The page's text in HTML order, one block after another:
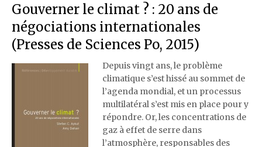
Gouverner le climat ? : 20 ans de
négociations internationales
(Presses de Sciences Po, 2015)
Depuis vingt ans, le problème
climatique s’est hissé au sommet de
l’agenda mondial, et un processus
multilatéral s’est mis en place pour y
répondre. Or, les concentrations de
gaz à effet de serre dans
l’atmosphère, responsables des